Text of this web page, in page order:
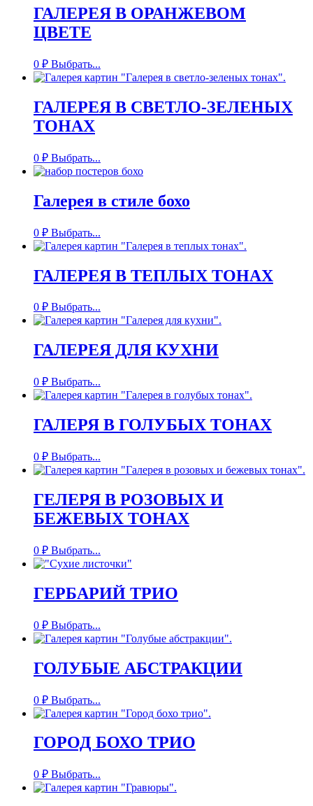
ГАЛЕРЕЯ В ОРАНЖЕВОМ
ЦВЕТЕ
0 ₽ Выбрать...
ГАЛЕРЕЯ В СВЕТЛО-ЗЕЛЕНЫХ
ТОНАХ
0 ₽ Выбрать...
Галерея в стиле бохо
0 ₽ Выбрать...
ГАЛЕРЕЯ В ТЕПЛЫХ ТОНАХ
0 ₽ Выбрать...
ГАЛЕРЕЯ ДЛЯ КУХНИ
0 ₽ Выбрать...
ГАЛЕРЯ В ГОЛУБЫХ ТОНАХ
0 ₽ Выбрать...
ГЕЛЕРЯ В РОЗОВЫХ И
БЕЖЕВЫХ ТОНАХ
0 ₽ Выбрать...
ГЕРБАРИЙ ТРИО
0 ₽ Выбрать...
ГОЛУБЫЕ АБСТРАКЦИИ
0 ₽ Выбрать...
ГОРОД БОХО ТРИО
0 ₽ Выбрать...